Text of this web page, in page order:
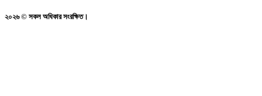
২০২৬ © সকল অধিকার সংরক্ষিত।